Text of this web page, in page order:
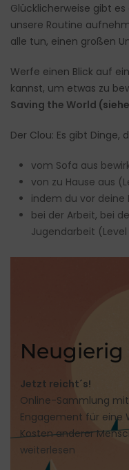
Glücklicherweise gibt
unsere Routine
alle tun, einen großen
Werfe einen Blick auf
kannst, um etwas zu
Saving the World
Der Clou: Es gibt Dinge,
vom Sofa aus
von zu Hause aus
indem du vor
bei der Arbeit, bei
Jugendarbeit
Jetzt reicht´s!
Online-Sammlung
Engagement für eine
Kosten anderer
weiterlesen